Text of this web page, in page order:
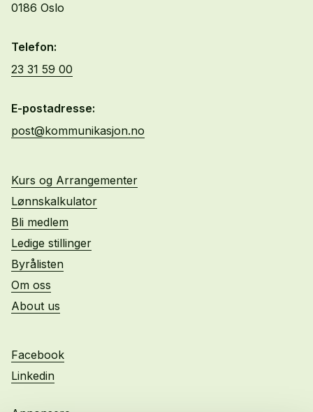
0186 Oslo
Telefon:
23 31 59 00
E-postadresse:
post@kommunikasjon.no
Kurs og Arrangementer
Lønnskalkulator
Bli medlem
Ledige stillinger
Byrålisten
Om oss
About us
Facebook
Linkedin